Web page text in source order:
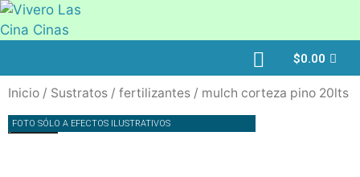
$0.00
Inicio / Sustratos / fertilizantes / mulch corteza pino 20lts
FOTO SÓLO A EFECTOS ILUSTRATIVOS
¡OFERTA!